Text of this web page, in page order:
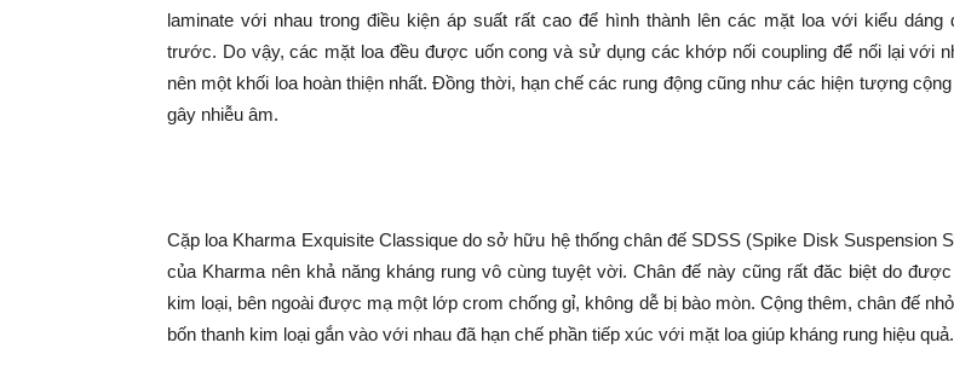
laminate với nhau trong điều kiện áp suất rất cao để hình thành lên các mặt loa với kiểu dáng
trước. Do vậy, các mặt loa đều được uốn cong và sử dụng các khớp nối coupling để nối lại với
nên một khối loa hoàn thiện nhất. Đồng thời, hạn chế các rung động cũng như các hiện tượng
gây nhiễu âm.
Cặp loa Kharma Exquisite Classique do sở hữu hệ thống chân đế SDSS (Spike Disk Suspension
của Kharma nên khả năng kháng rung vô cùng tuyệt vời. Chân đế này cũng rất đăc biệt do
kim loại, bên ngoài được mạ một lớp crom chống gỉ, không dễ bị bào mòn. Cộng thêm, chân đế
bốn thanh kim loại gắn vào với nhau đã hạn chế phần tiếp xúc với mặt loa giúp kháng rung hiệu quả.